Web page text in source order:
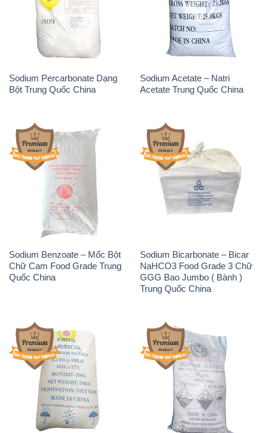
Sodium Percarbonate Dạng
Bột Trung Quốc China
Sodium Acetate – Natri
Acetate Trung Quốc China
Sodium Benzoate – Mốc Bột
Chữ Cam Food Grade Trung
Quốc China
Sodium Bicarbonate – Bicar
NaHCO3 Food Grade 3 Chữ
GGG Bao Jumbo ( Bành )
Trung Quốc China